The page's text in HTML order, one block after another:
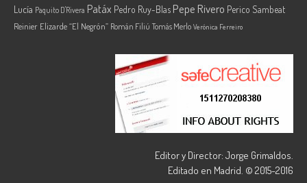
Lucía Paquito D'Rivera Patáx Pedro Ruy-Blas Pepe Rivero Perico Sambeat
Reinier Elizarde “El Negrón” Román Filiú Tomás Merlo Verónica Ferreiro
Editor y Director: Jorge Grimaldos.
Editado en Madrid. © 2015-2016